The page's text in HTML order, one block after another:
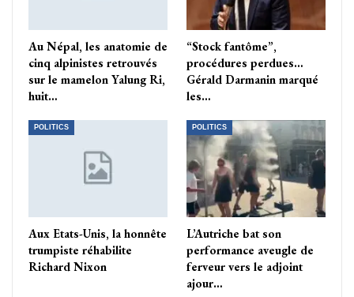
Au Népal, les anatomie de
cinq alpinistes retrouvés
sur le mamelon Yalung Ri,
huit…
“Stock fantôme”,
procédures perdues…
Gérald Darmanin marqué
les…
POLITICS
Aux Etats-Unis, la honnête
trumpiste réhabilite
Richard Nixon
POLITICS
L’Autriche bat son
performance aveugle de
ferveur vers le adjoint
ajour…